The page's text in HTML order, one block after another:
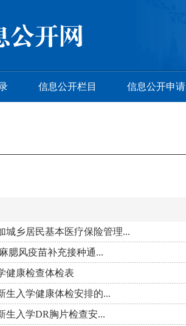
信息公开栏目 信息公开申请
城乡居民基本医疗保险管理...
腮风疫苗补充接种通...
健康检查体检表
生入学健康体检安排的...
生入学DR胸片检查安...